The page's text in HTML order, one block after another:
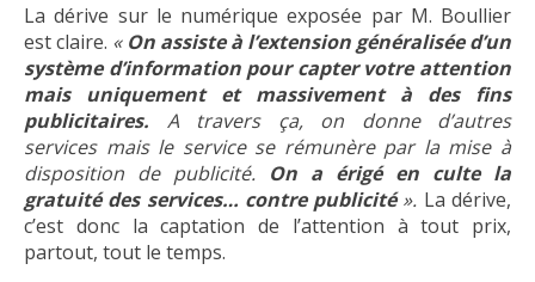
La dérive sur le numérique exposée par M. Boullier
est claire. « On assiste à l’extension généralisée d’un
système d’information pour capter votre attention
mais uniquement et massivement à des fins
publicitaires. A travers ça, on donne d’autres
services mais le service se rémunère par la mise à
disposition de publicité. On a érigé en culte la
gratuité des services… contre publicité». La dérive,
c’est donc la captation de l’attention à tout prix,
partout, tout le temps.